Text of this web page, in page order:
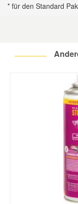
* für den Standard